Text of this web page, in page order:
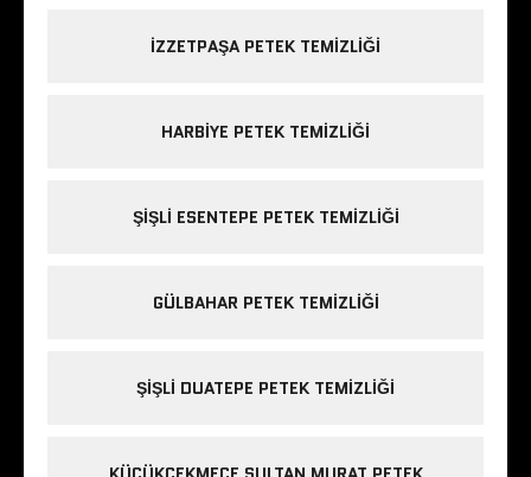
IZZETPAŞA PETEK TEMIZLIĞI
HARBIYE PETEK TEMIZLIĞI
ŞIŞLI ESENTEPE PETEK TEMIZLIĞI
GÜLBAHAR PETEK TEMIZLIĞI
ŞIŞLI DUATEPE PETEK TEMIZLIĞI